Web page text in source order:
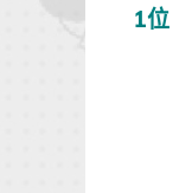
1位